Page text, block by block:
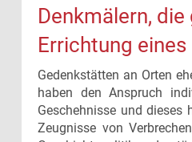
Denkmälern,
Errichtung
Gedenkstätten an Orten
haben den Anspruch
Geschehnisse und dieses
Zeugnisse von